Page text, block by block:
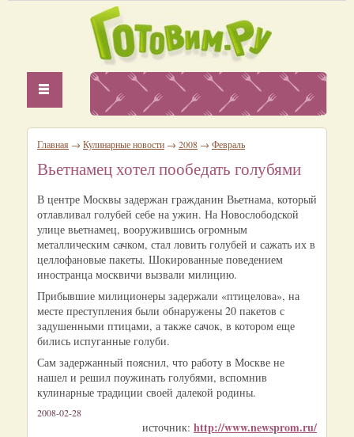
Главная → Кулинарные новости → 2008 → Февраль
Вьетнамец хотел пообедать голубями
В центре Москвы задержан гражданин Вьетнама, который
отлавливал голубей себе на ужин. На Новослободской
улице вьетнамец, вооружившись огромным
металлическим сачком, стал ловить голубей и сажать их в
целлофановые пакеты. Шокированные поведением
иностранца москвичи вызвали милицию.
Прибывшие милиционеры задержали «птицелова», на
месте преступления были обнаружены 20 пакетов с
задушенными птицами, а также сачок, в котором еще
бились испуганные голуби.
Сам задержанный пояснил, что работу в Москве не
нашел и решил поужинать голубями, вспомнив
кулинарные традиции своей далекой родины.
2008-02-28
источник: http://www.newsprom.ru/